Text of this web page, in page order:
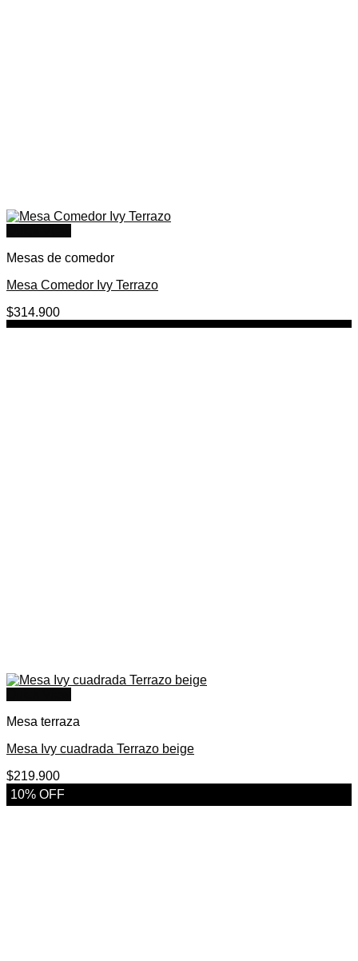
Mesas de comedor
Mesa Comedor Ivy Terrazo
$314.900
Mesa terraza
Mesa Ivy cuadrada Terrazo beige
$219.900
10% OFF